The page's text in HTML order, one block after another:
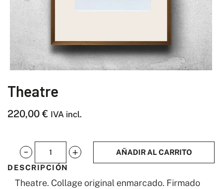
Theatre
220,00€ IVA incl.
Theatre
cantidad
AÑADIR AL CARRITO
DESCRIPCIÓN
Theatre. Collage original enmarcado. Firmado